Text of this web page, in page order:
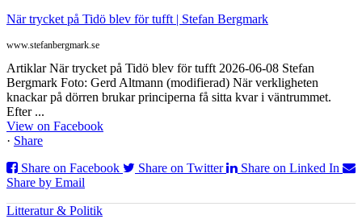
När trycket på Tidö blev för tufft | Stefan Bergmark
www.stefanbergmark.se
Artiklar När trycket på Tidö blev för tufft 2026-06-08 Stefan
Bergmark Foto: Gerd Altmann (modifierad) När verkligheten
knackar på dörren brukar principerna få sitta kvar i väntrummet.
Efter ...
View on Facebook
· Share
Share on Facebook
Share on Twitter
Share on Linked In
Share by Email
Litteratur & Politik